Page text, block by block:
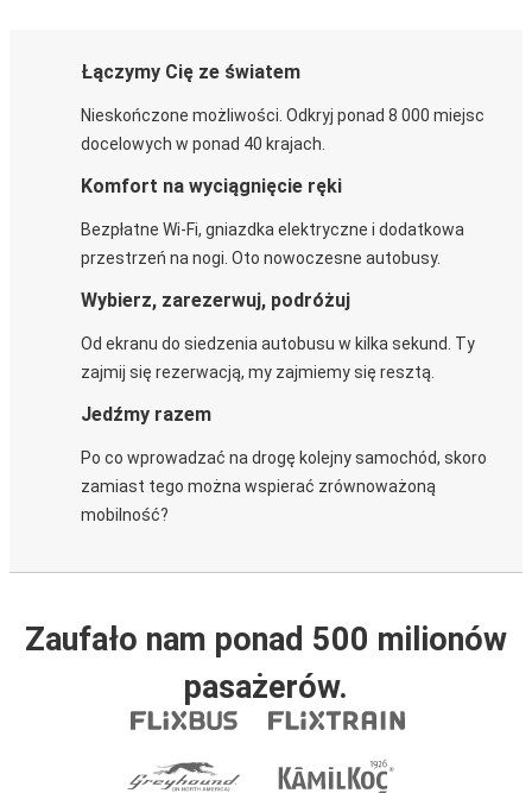
Łączymy Cię ze światem
Nieskończone możliwości. Odkryj ponad 8 000 miejsc
docelowych w ponad 40 krajach.
Komfort na wyciągnięcie ręki
Bezpłatne Wi-Fi, gniazdka elektryczne i dodatkowa
przestrzeń na nogi. Oto nowoczesne autobusy.
Wybierz, zarezerwuj, podróżuj
Od ekranu do siedzenia autobusu w kilka sekund. Ty
zajmij się rezerwacją, my zajmiemy się resztą.
Jedźmy razem
Po co wprowadzać na drogę kolejny samochód, skoro
zamiast tego można wspierać zrównoważoną
mobilność?
Zaufało nam ponad 500 milionów
pasażerów.